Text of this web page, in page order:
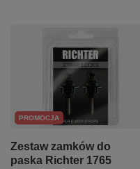
PROMOCJA
Zestaw zamków do
paska Richter 1765